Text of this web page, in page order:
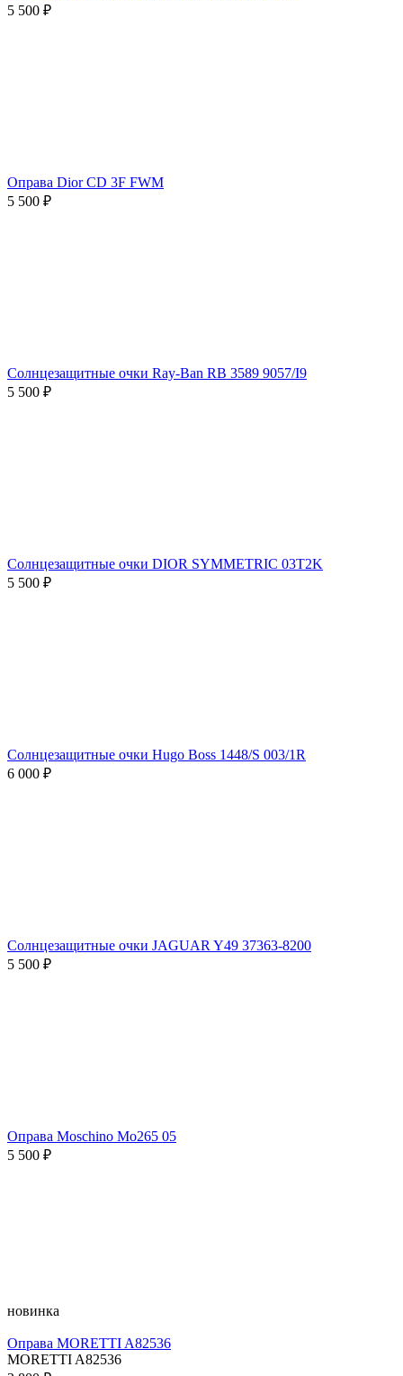
5 500 ₽
Оправа Dior CD 3F FWM
5 500 ₽
Солнцезащитные очки Ray-Ban RB 3589 9057/I9
5 500 ₽
Солнцезащитные очки DIOR SYMMETRIC 03T2K
5 500 ₽
Солнцезащитные очки Hugo Boss 1448/S 003/1R
6 000 ₽
Солнцезащитные очки JAGUAR Y49 37363-8200
5 500 ₽
Оправа Moschino Mo265 05
5 500 ₽
новинка
Оправа MORETTI A82536
MORETTI A82536